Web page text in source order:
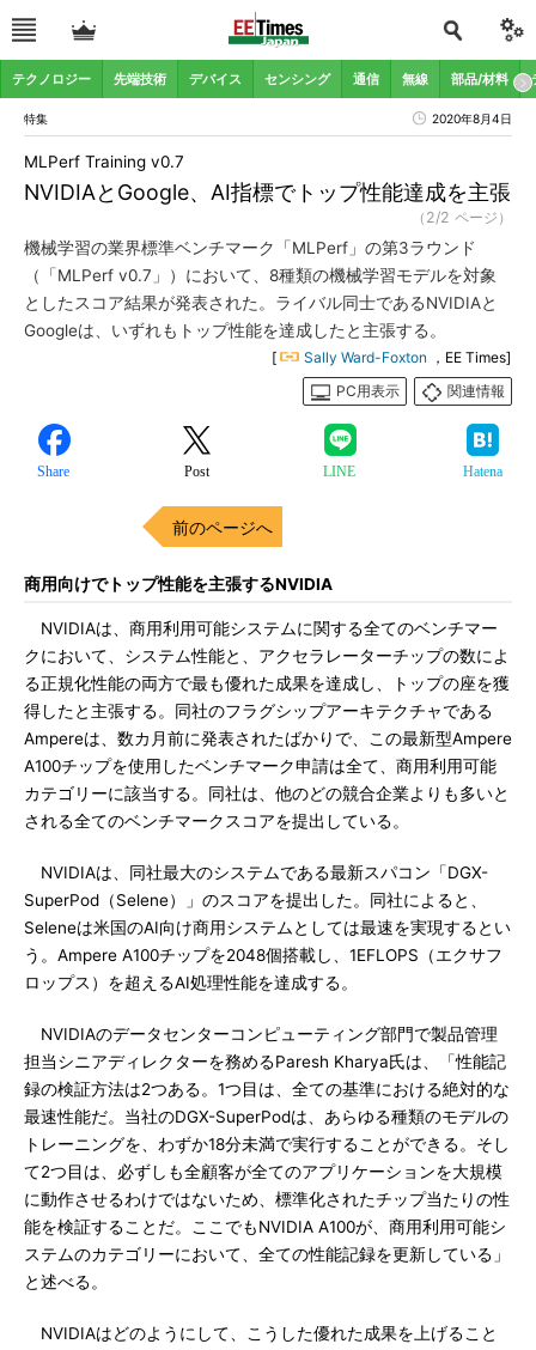
テクノロジー 先端技術 デバイス センシング 通信 無線 部品/材料
特集 2020年8月4日
NVIDIAとGoogle、AI指標でトップ性能達成を主張
MLPerf Training v0.7
（2/2 ページ）
機械学習の業界標準ベンチマーク「MLPerf」の第3ラウンド
（「MLPerf v0.7」）において、8種類の機械学習モデルを対象
としたスコア結果が発表された。ライバル同士であるNVIDIAと
Googleは、いずれもトップ性能を達成したと主張する。
[ Sally Ward-Foxton ，EE Times]
PC用表示
関連情報
Share Post LINE Hatena
前のページへ
商用向けでトップ性能を主張するNVIDIA
NVIDIAは、商用利用可能システムに関する全てのベンチマー
クにおいて、システム性能と、アクセラレーターチップの数によ
る正規化性能の両方で最も優れた成果を達成し、トップの座を獲
得したと主張する。同社のフラグシップアーキテクチャである
Ampereは、数カ月前に発表されたばかりで、この最新型Ampere
A100チップを使用したベンチマーク申請は全て、商用利用可能
カテゴリーに該当する。同社は、他のどの競合企業よりも多いと
される全てのベンチマークスコアを提出している。
NVIDIAは、同社最大のシステムである最新スパコン「DGX-
SuperPod（Selene）」のスコアを提出した。同社によると、
Seleneは米国のAI向け商用システムとしては最速を実現するとい
う。Ampere A100チップを2048個搭載し、1EFLOPS（エクサフ
ロップス）を超えるAI処理性能を達成する。
NVIDIAのデータセンターコンピューティング部門で製品管理
担当シニアディレクターを務めるParesh Kharya氏は、「性能記
録の検証方法は2つある。1つ目は、全ての基準における絶対的な
最速性能だ。当社のDGX-SuperPodは、あらゆる種類のモデルの
トレーニングを、わずか18分未満で実行することができる。そし
て2つ目は、必ずしも全顧客が全てのアプリケーションを大規模
に動作させるわけではないため、標準化されたチップ当たりの性
能を検証することだ。ここでもNVIDIA A100が、商用利用可能シ
ステムのカテゴリーにおいて、全ての性能記録を更新している」
と述べる。
NVIDIAはどのようにして、こうした優れた成果を上げること